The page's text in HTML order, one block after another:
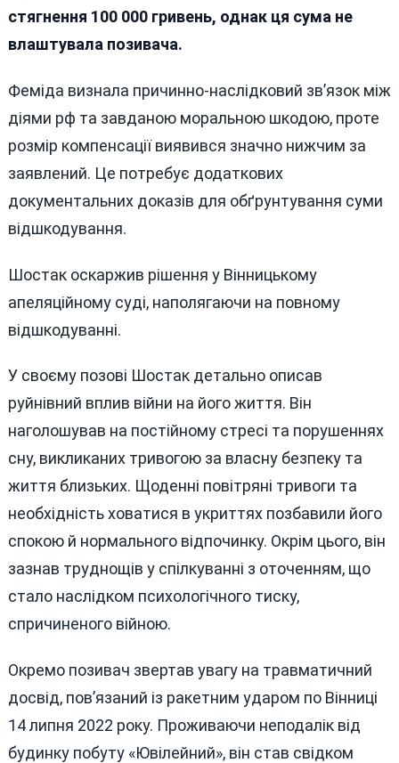
За
Моральні
стягнення 100 000 гривень, однак ця сума не
влаштувала позивача.
Феміда визнала причинно-наслідковий зв’язок між
діями рф та завданою моральною шкодою, проте
розмір компенсації виявився значно нижчим за
заявлений. Це потребує додаткових
документальних доказів для обґрунтування суми
відшкодування.
Шостак оскаржив рішення у Вінницькому
апеляційному суді, наполягаючи на повному
відшкодуванні.
У своєму позові Шостак детально описав
руйнівний вплив війни на його життя. Він
наголошував на постійному стресі та порушеннях
сну, викликаних тривогою за власну безпеку та
життя близьких. Щоденні повітряні тривоги та
необхідність ховатися в укриттях позбавили його
спокою й нормального відпочинку. Окрім цього, він
зазнав труднощів у спілкуванні з оточенням, що
стало наслідком психологічного тиску,
спричиненого війною.
Окремо позивач звертав увагу на травматичний
досвід, пов’язаний із ракетним ударом по Вінниці
14 липня 2022 року. Проживаючи неподалік від
будинку побуту «Ювілейний», він став свідком